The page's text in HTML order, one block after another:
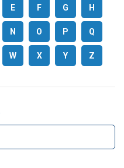
E F G H
N O P Q
W X Y Z